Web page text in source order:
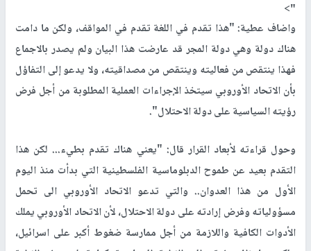
">
واضاف عطية: "هذا تقدم في اللغة تقدم في المواقف، ولكن ما دامت
هناك دولة وهي دولة المجر قد عارضت هذا البيان ولم يصدر بالاجماع
فهذا ينتقص من فعاليته وينتقص من مصداقيته، ولا يدعو إلى التفاؤل
بأن الاتحاد الأوروبي سيتخذ الإجراءات العملية المطلوبة من أجل فرض
رؤيته السياسية على دولة الاحتلال".
وحول قراءته لأبعاد القرار قال: "يعني هناك تقدم بطيء... لكن هذا
التقدم بعيد عن طموح الدبلوماسية الفلسطينية التي بدأت منذ اليوم
الأول من هذا العدوان.. والتي تدعو الاتحاد الأوروبي الى تحمل
مسؤولياته وفرض إرادته على دولة الاحتلال، لأن الاتحاد الأوروبي يملك
الأدوات الكافية واللازمة من أجل ممارسة ضغوط أكبر على اسرائيل،